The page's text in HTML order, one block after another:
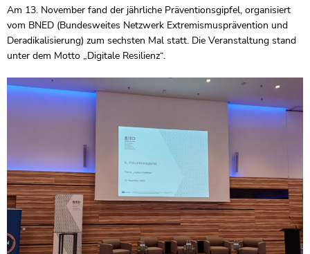
Am 13. November fand der jährliche Präventionsgipfel, organisiert
vom BNED (Bundesweites Netzwerk Extremismusprävention und
Deradikalisierung) zum sechsten Mal statt. Die Veranstaltung stand
unter dem Motto „Digitale Resilienz“.